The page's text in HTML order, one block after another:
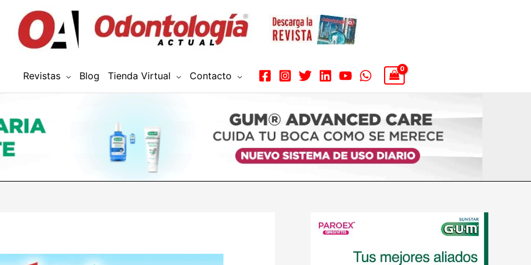
Revistas Blog Tienda Virtual Contacto